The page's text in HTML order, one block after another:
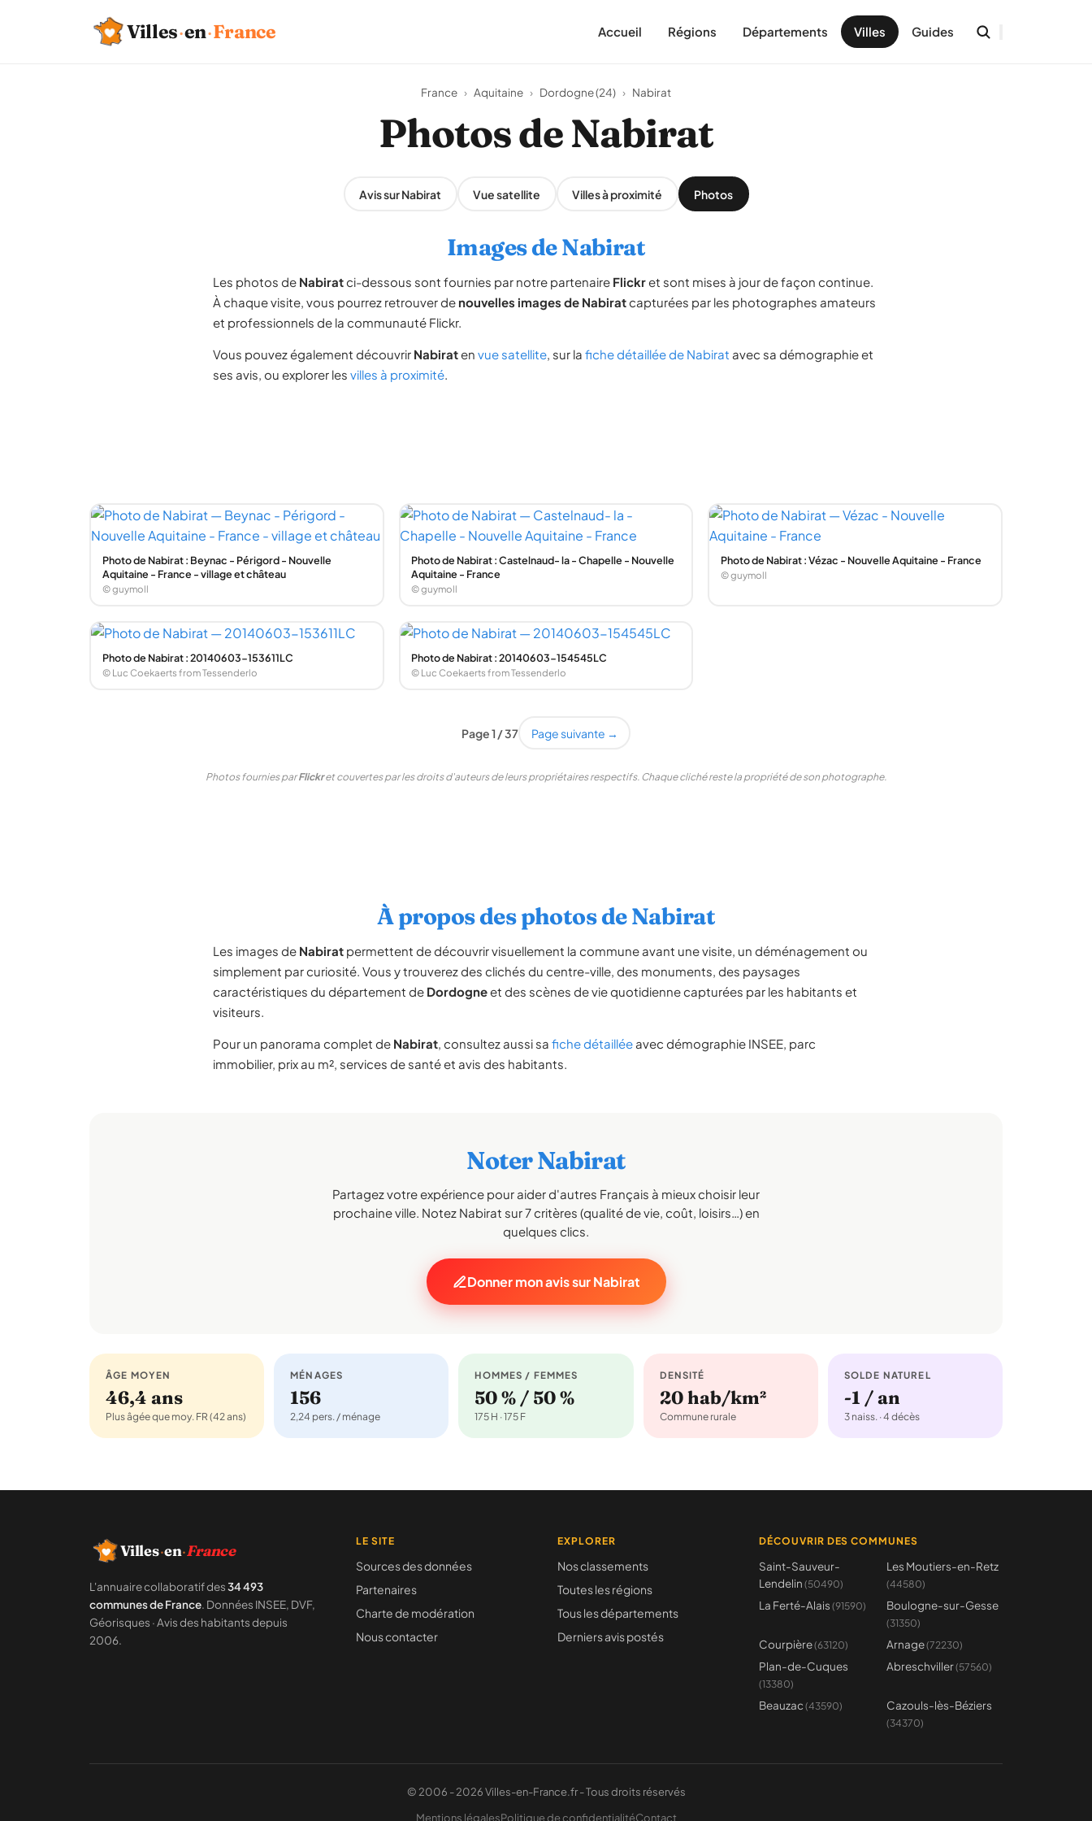
Villes·en·France Accueil Régions Départements Villes Guides
France › Aquitaine › Dordogne (24) › Nabirat
Photos de Nabirat
Avis sur Nabirat Vue satellite Villes à proximité Photos
Images de Nabirat
Les photos de Nabiratci-dessous sont fournies par notre partenaire Flickret sont mises à jour de façon continue.
À chaque visite, vous pourrez retrouver de nouvelles images de Nabiratcapturées par les photographes amateurs
et professionnels de la communauté Flickr.
Vous pouvez également découvrir Nabiraten vue satellite, sur la fiche détaillée de Nabirat avec sa démographie et
ses avis, ou explorer les villes à proximité.
Photo de Nabirat : Beynac - Périgord - Nouvelle
Aquitaine - France - village et château
© guymoll
Photo de Nabirat : Castelnaud- la - Chapelle - Nouvelle
Aquitaine - France
© guymoll
Photo de Nabirat : Vézac - Nouvelle Aquitaine - France
© guymoll
Photo de Nabirat : 20140603-153611LC
© Luc Coekaerts from Tessenderlo
Photo de Nabirat : 20140603-154545LC
© Luc Coekaerts from Tessenderlo
Page 1 / 37 Page suivante →
Photos fournies parFlickret couvertes par les droits d'auteurs de leurs propriétaires respectifs. Chaque cliché reste la propriété de son photographe.
À propos des photos de Nabirat
Les images de Nabirat permettent de découvrir visuellement la commune avant une visite, un déménagement ou
simplement par curiosité. Vous y trouverez des clichés du centre-ville, des monuments, des paysages
caractéristiques du département de Dordogneet des scènes de vie quotidienne capturées par les habitants et
visiteurs.
Pour un panorama complet de Nabirat, consultez aussi sa fiche détaillée avec démographie INSEE, parc
immobilier, prix au m², services de santé et avis des habitants.
Noter Nabirat
Partagez votre expérience pour aider d'autres Français à mieux choisir leur
prochaine ville. Notez Nabirat sur 7 critères (qualité de vie, coût, loisirs…) en
quelques clics.
Donner mon avis sur Nabirat
ÂGE MOYEN
46,4 ans
Plus âgée que moy. FR (42 ans)
MÉNAGES
156
2,24 pers. / ménage
HOMMES / FEMMES
50 % / 50 %
175 H · 175 F
DENSITÉ
20 hab/km²
Commune rurale
SOLDE NATUREL
-1 / an
3 naiss. · 4 décès
Villes·en·France
L'annuaire collaboratif des34 493
communes de France. Données INSEE, DVF,
Géorisques · Avis des habitants depuis
2006.
LE SITE
Sources des données
Partenaires
Charte de modération
Nous contacter
EXPLORER
Nos classements
Toutes les régions
Tous les départements
Derniers avis postés
DÉCOUVRIR DES COMMUNES
Saint-Sauveur-
Lendelin (50490)
Les Moutiers-en-Retz
(44580)
La Ferté-Alais (91590) Boulogne-sur-Gesse
(31350)
Courpière(63120) Arnage(72230)
Plan-de-Cuques
(13380)
Abreschviller(57560)
Beauzac (43590) Cazouls-lès-Béziers
(34370)
© 2006 - 2026 Villes-en-France.fr - Tous droits réservés
Mentions légalesPolitique de confidentialitéContact